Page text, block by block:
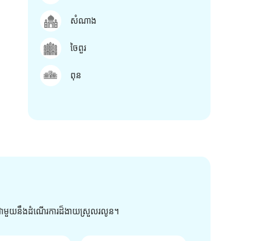
សំណាង
ចៃពួរ
ពុន
ាមួយនឹងដំណើរការដ៏ងាយស្រួលរលូន។